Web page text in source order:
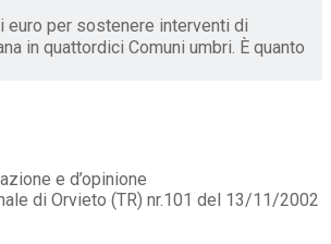
euro per sostenere interventi di
in quattordici Comuni umbri. È quanto
e d’opinione
di Orvieto (TR) nr.101 del 13/11/2002